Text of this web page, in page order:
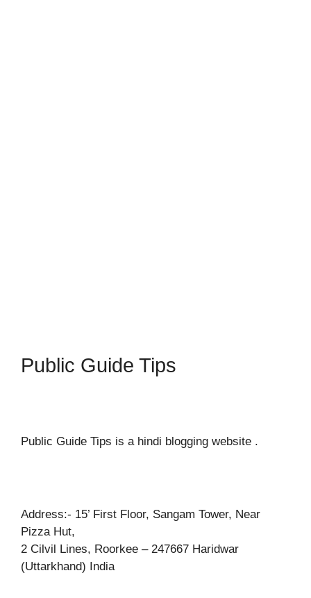
Public Guide Tips
Public Guide Tips is a hindi blogging website .
Address:- 15’ First Floor, Sangam Tower, Near
Pizza Hut,
2 Cilvil Lines, Roorkee – 247667 Haridwar
(Uttarkhand) India